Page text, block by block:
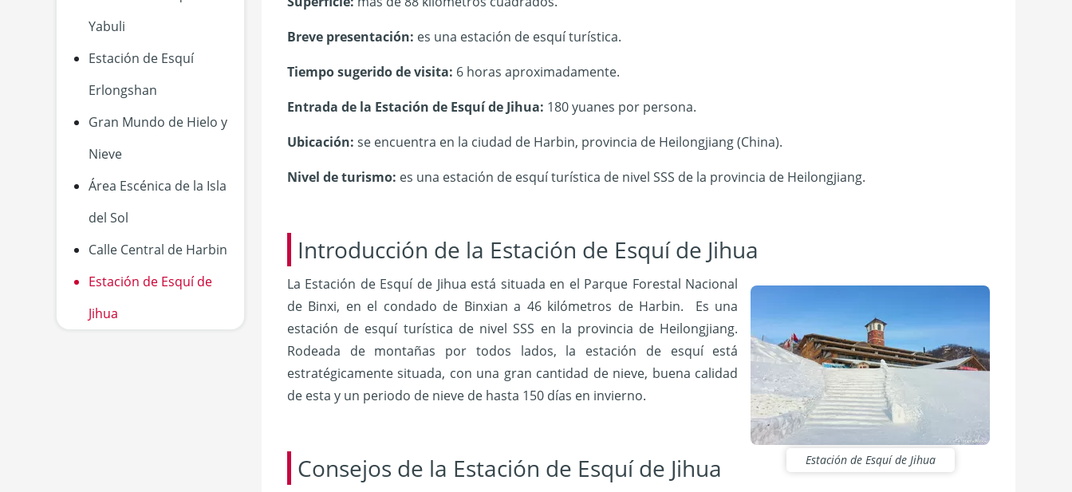
Yabuli
Estación de Esquí
Erlongshan
Gran Mundo de Hielo y
Nieve
Área Escénica de la Isla
del Sol
Calle Central de Harbin
Estación de Esquí de
Jihua
Breve presentación: es una estación de esquí turística.
Tiempo sugerido de visita: 6 horas aproximadamente.
Entrada de la Estación de Esquí de Jihua: 180 yuanes por persona.
Ubicación: se encuentra en la ciudad de Harbin, provincia de Heilongjiang (China).
Nivel de turismo: es una estación de esquí turística de nivel SSS de la provincia de Heilongjiang.
Introducción de la Estación de Esquí de Jihua
Estación de Esquí de Jihua
La Estación de Esquí de Jihua está situada en el Parque Forestal Nacional
de Binxi, en el condado de Binxian a 46 kilómetros de Harbin. Es una
estación de esquí turística de nivel SSS en la provincia de Heilongjiang.
Rodeada de montañas por todos lados, la estación de esquí está
estratégicamente situada, con una gran cantidad de nieve, buena calidad
de esta y un periodo de nieve de hasta 150 días en invierno.
Consejos de la Estación de Esquí de Jihua